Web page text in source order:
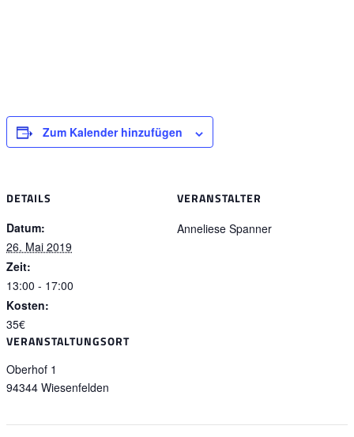
Zum Kalender hinzufügen
DETAILS
Datum:
26. Mai 2019
Zeit:
13:00 - 17:00
Kosten:
35€
VERANSTALTUNGSORT
Oberhof 1
94344 Wiesenfelden
VERANSTALTER
Anneliese Spanner